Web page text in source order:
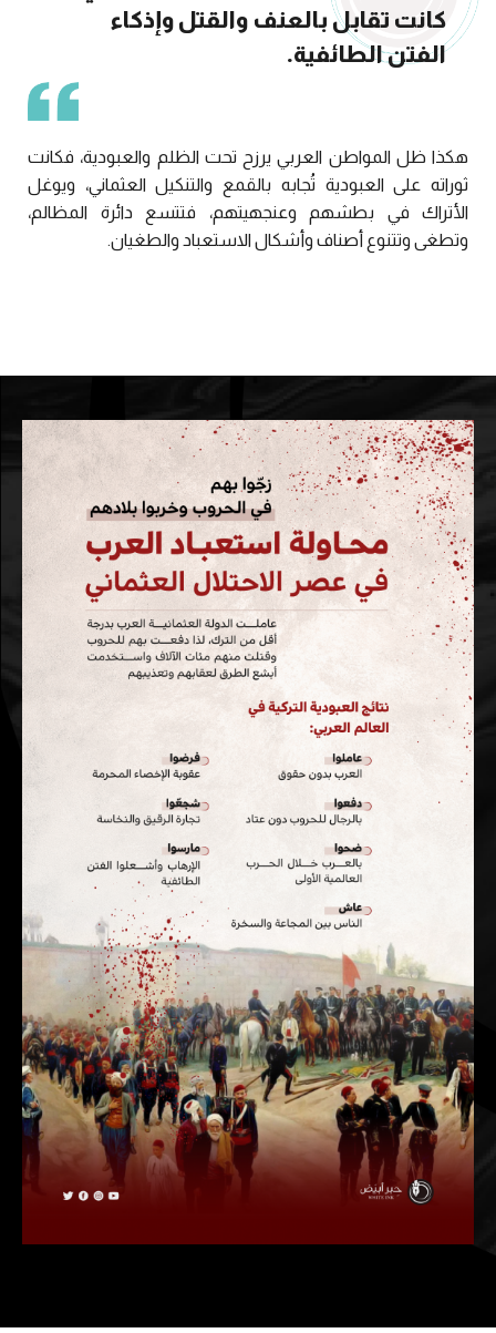
كانت تقابل بالعنف والقتل وإذكاء
الفتن الطائفية.
هكذا ظل المواطن العربي يرزح تحت الظلم والعبودية، فكانت
ثوراته على العبودية تُجابه بالقمع والتنكيل العثماني، ويوغل
الأتراك في بطشهم وعنجهيتهم، فتتسع دائرة المظالم،
وتطغى وتتنوع أصناف وأشكال الاستعباد والطغيان.